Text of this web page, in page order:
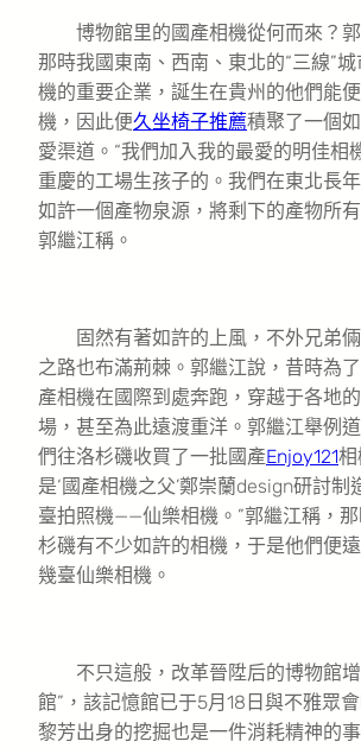
博物館里的國產相機從何而來？郭
那時我國東南、西南、東北的“三線”
機的重要企業，誕生在貴州的他們能
機，因此便久坐椅子推薦積聚了一個
愛渠道。“我們加入我的最愛的明佳相
重慶的工場生孩子的。我們在東北長
如許一個產物泉源，將剩下的產物所
郭繼江稱。
固然有著如許的上風，不外兄弟倆
之路也布滿荊棘。郭繼江說，昔時為
產相機在國際到處奔跑，穿越于各地
場，甚至為此遠渡重洋。郭繼江舉例
們往洛杉磯收買了一批國產Enjoy121相
是‘國產相機之父’鄭崇蘭design研討制
臺拍照機——仙樂相機。”郭繼江稱，
杉磯有不少如許的相機，于是他們便
幾臺仙樂相機。
不只這般，改革晉陞后的博物館增
館”，該記憶館已于5月18日與不雅眾
黎芳出身的挖掘也是一件消耗精神的事